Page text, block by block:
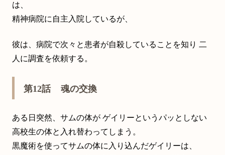
は、
精神病院に自主入院しているが、
彼は、病院で次々と患者が自殺していることを知り 二
人に調査を依頼する。
第12話 魂の交換
ある日突然、サムの体が ゲイリーというパッとしない
高校生の体と入れ替わってしまう。
黒魔術を使ってサムの体に入り込んだゲイリーは、